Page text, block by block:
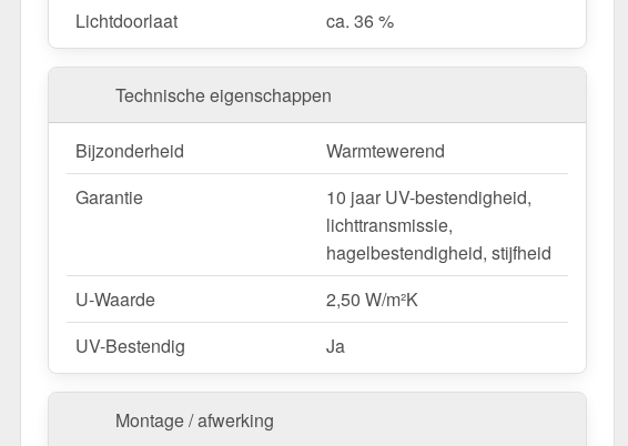
Lichtdoorlaat
ca. 36 %
Technische eigenschappen
Bijzonderheid
Warmtewerend
Garantie
10 jaar UV-bestendigheid,
lichttransmissie,
hagelbestendigheid, stijfheid
U-Waarde
2,50 W/m²K
UV-Bestendig
Ja
Montage / afwerking